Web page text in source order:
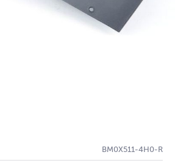
BM0X511-4H0-R